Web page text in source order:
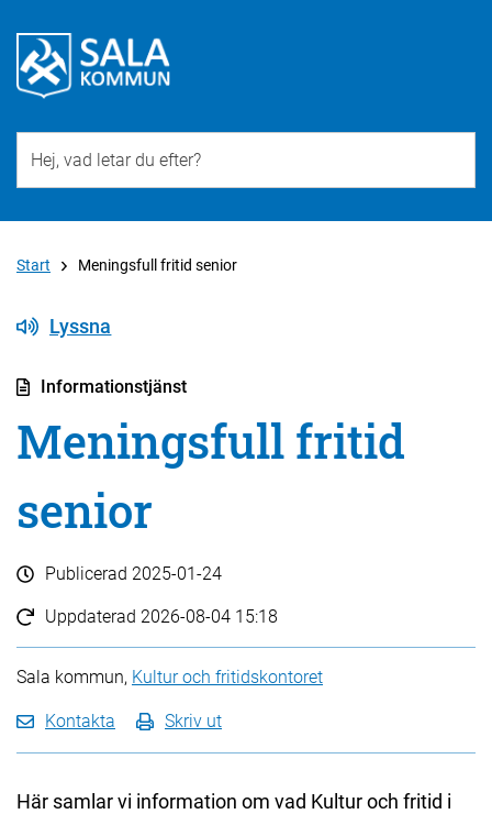
Start Meningsfull fritid senior
Lyssna
Informationstjänst
Meningsfull fritid
senior
Publicerad 2025-01-24
Uppdaterad 2026-08-04 15:18
Sala kommun, Kultur och fritidskontoret
Kontakta Skriv ut
Här samlar vi information om vad Kultur och fritid i